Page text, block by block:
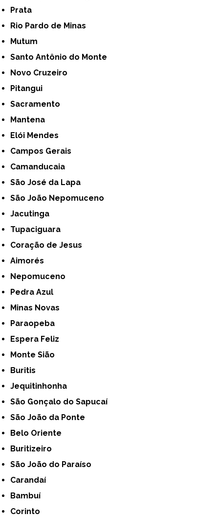
Prata
Rio Pardo de Minas
Mutum
Santo Antônio do Monte
Novo Cruzeiro
Pitangui
Sacramento
Mantena
Elói Mendes
Campos Gerais
Camanducaia
São José da Lapa
São João Nepomuceno
Jacutinga
Tupaciguara
Coração de Jesus
Aimorés
Nepomuceno
Pedra Azul
Minas Novas
Paraopeba
Espera Feliz
Monte Sião
Buritis
Jequitinhonha
São Gonçalo do Sapucaí
São João da Ponte
Belo Oriente
Buritizeiro
São João do Paraíso
Carandaí
Bambuí
Corinto